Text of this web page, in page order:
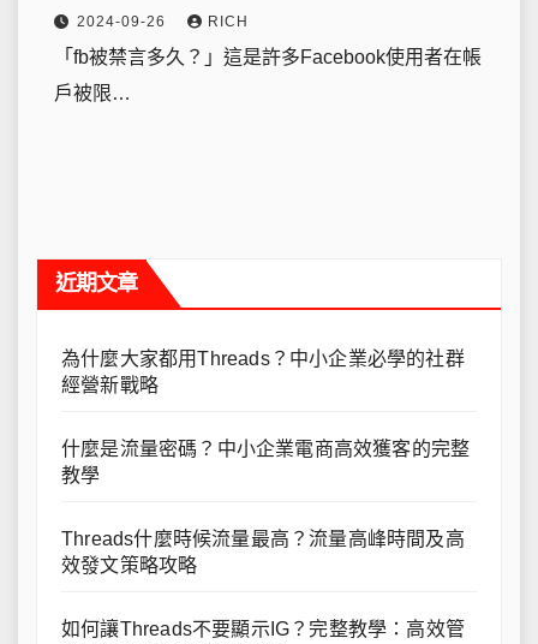
2024-09-26 RICH
「fb被禁言多久？」這是許多Facebook使用者在帳
戶被限…
近期文章
為什麼大家都用Threads？中小企業必學的社群
經營新戰略
什麼是流量密碼？中小企業電商高效獲客的完整
教學
Threads什麼時候流量最高？流量高峰時間及高
效發文策略攻略
如何讓Threads不要顯示IG？完整教學：高效管